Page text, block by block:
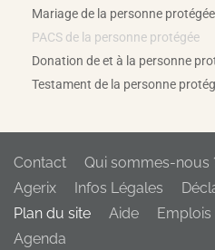
Mariage de la personne protégée
PACS de la personne protégée
Donation de et à la personne
Testament de la personne
Contact Qui sommes-nous
Agerix
Infos Légales
Plan du site
Aide
Agenda